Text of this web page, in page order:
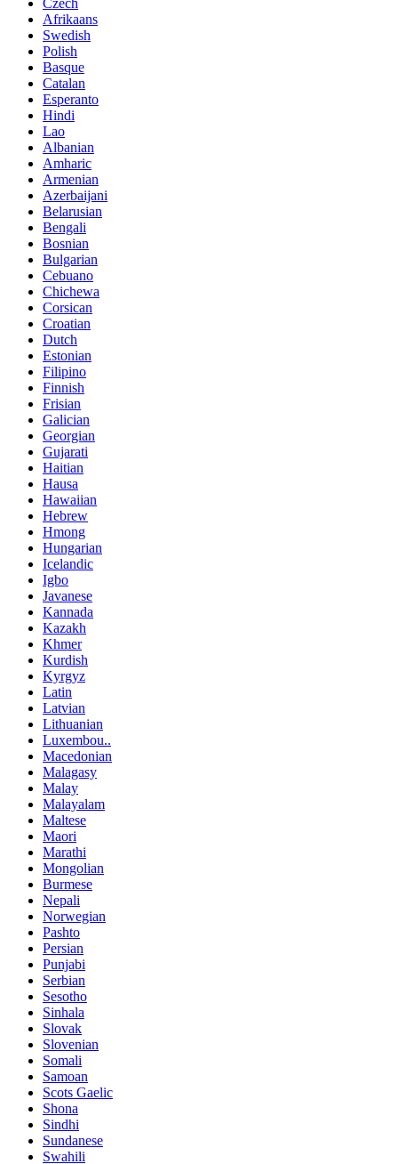
Afrikaans
Swedish
Polish
Basque
Catalan
Esperanto
Hindi
Lao
Albanian
Amharic
Armenian
Azerbaijani
Belarusian
Bengali
Bosnian
Bulgarian
Cebuano
Chichewa
Corsican
Croatian
Dutch
Estonian
Filipino
Finnish
Frisian
Galician
Georgian
Gujarati
Haitian
Hausa
Hawaiian
Hebrew
Hmong
Hungarian
Icelandic
Igbo
Javanese
Kannada
Kazakh
Khmer
Kurdish
Kyrgyz
Latin
Latvian
Lithuanian
Luxembou..
Macedonian
Malagasy
Malay
Malayalam
Maltese
Maori
Marathi
Mongolian
Burmese
Nepali
Norwegian
Pashto
Persian
Punjabi
Serbian
Sesotho
Sinhala
Slovak
Slovenian
Somali
Samoan
Scots Gaelic
Shona
Sindhi
Sundanese
Swahili